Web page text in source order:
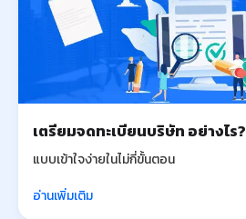
เตรียมจดทะเบียนบริษัท อย่างไร?
แบบเข้าใจง่ายในไม่กี่ขั้นตอน
อ่านเพิ่มเติม